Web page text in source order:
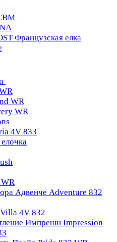
Французская елка
WR
WR
4V 833
Адвенче Adventure 832
4V 832
Импрешн Impression